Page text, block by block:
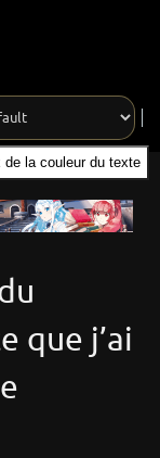
Choix de la couleur du texte
que j’ai